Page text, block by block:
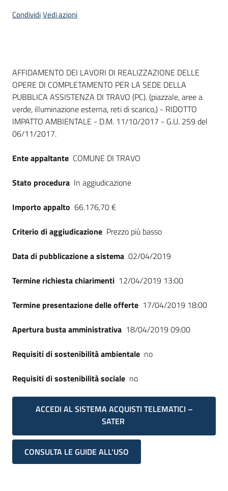
CondividiVedi azioni
Dati del bando
AFFIDAMENTO DEI LAVORI DI REALIZZAZIONE DELLE
OPERE DI COMPLETAMENTO PER LA SEDE DELLA
PUBBLICA ASSISTENZA DI TRAVO (PC). (piazzale, aree a
verde, illuminazione esterna, reti di scarico,) - RIDOTTO
IMPATTO AMBIENTALE - D.M. 11/10/2017 - G.U. 259 del
06/11/2017.
Ente appaltante COMUNE DI TRAVO
Stato procedura In aggiudicazione
Importo appalto 66.176,70 €
Criterio di aggiudicazione Prezzo più basso
Data di pubblicazione a sistema 02/04/2019
Termine richiesta chiarimenti 12/04/2019 13:00
Termine presentazione delle offerte 17/04/2019 18:00
Apertura busta amministrativa 18/04/2019 09:00
Requisiti di sostenibilità ambientale no
Requisiti di sostenibilità sociale no
ACCEDI AL SISTEMA ACQUISTI TELEMATICI –
SATER
CONSULTA LE GUIDE ALL'USO